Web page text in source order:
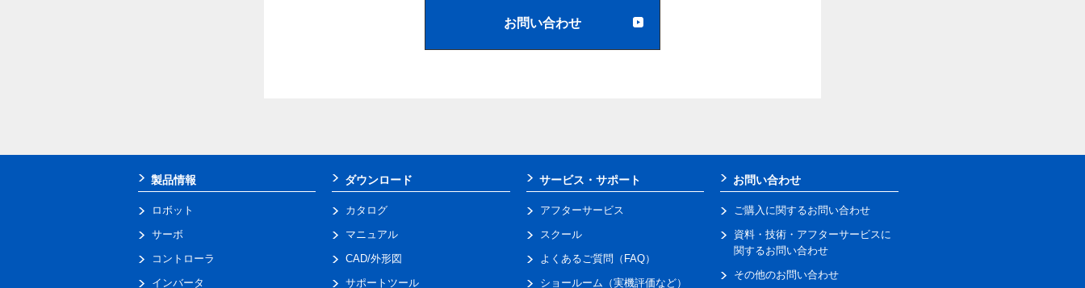
お問い合わせ
製品情報
ロボット
サーボ
コントローラ
インバータ
ダウンロード
カタログ
マニュアル
CAD/外形図
サポートツール
サービス・サポート
アフターサービス
スクール
よくあるご質問（FAQ）
ショールーム（実機評価など）
お問い合わせ
ご購入に関するお問い合わせ
資料・技術・アフターサービスに
関するお問い合わせ
その他のお問い合わせ